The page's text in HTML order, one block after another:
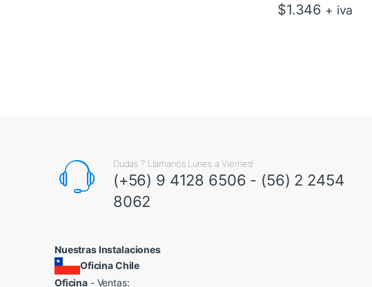
$1.346 + iva
Dudas ? Llamanos Lunes a Viernes!
(+56) 9 4128 6506 - (56) 2 2454
8062
Nuestras Instalaciones
Oficina Chile
Oficina - Ventas: